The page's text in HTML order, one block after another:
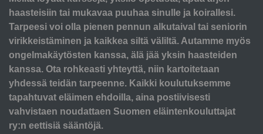
haasteisiin tai mukavaa puuhaa sinulle ja koirallesi.
Tarpeesi voi olla pienen pennun alkutaival tai seniorin
virikkeistäminen ja kaikkea siltä väliltä. Autamme myös
ongelmakäytösten kanssa, älä jää yksin haasteiden
kanssa. Ota rohkeasti yhteyttä, niin kartoitetaan
yhdessä teidän tarpeenne. Kaikki koulutuksemme
tapahtuvat eläimen ehdoilla, aina postiivisesti
vahvistaen noudattaen Suomen eläintenkouluttajat
ry:n eettisiä sääntöjä.